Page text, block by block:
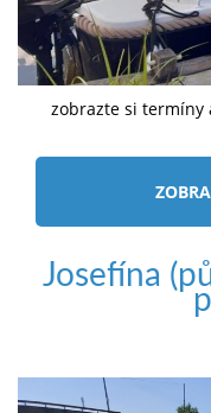
zobrazte si termíny
Josefína